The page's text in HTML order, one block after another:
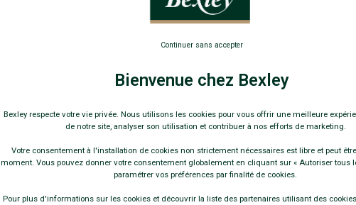
+
Bienvenue chez Bexley
Bexley respecte votre vie privée. Nous utilisons les cookies pour vous offrir une meilleure
de notre site, analyser son utilisation et contribuer à nos efforts de marketing.
Votre consentement à l'installation de cookies non strictement nécessaires est libre et peut
moment. Vous pouvez donner votre consentement globalement en cliquant sur « Autoriser tous
paramétrer vos préférences par finalité de cookies.
Pour plus d'informations sur les cookies et découvrir la liste des partenaires utilisant des
Continuer sans accepter